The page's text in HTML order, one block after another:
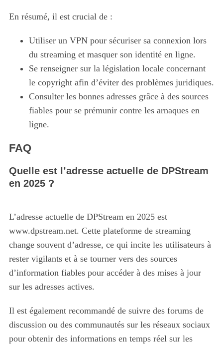
En résumé, il est crucial de :
Utiliser un VPN pour sécuriser sa connexion lors
du streaming et masquer son identité en ligne.
Se renseigner sur la législation locale concernant
le copyright afin d’éviter des problèmes juridiques.
Consulter les bonnes adresses grâce à des sources
fiables pour se prémunir contre les arnaques en
ligne.
FAQ
Quelle est l’adresse actuelle de DPStream
en 2025 ?
L’adresse actuelle de DPStream en 2025 est
www.dpstream.net. Cette plateforme de streaming
change souvent d’adresse, ce qui incite les utilisateurs à
rester vigilants et à se tourner vers des sources
d’information fiables pour accéder à des mises à jour
sur les adresses actives.
Il est également recommandé de suivre des forums de
discussion ou des communautés sur les réseaux sociaux
pour obtenir des informations en temps réel sur les